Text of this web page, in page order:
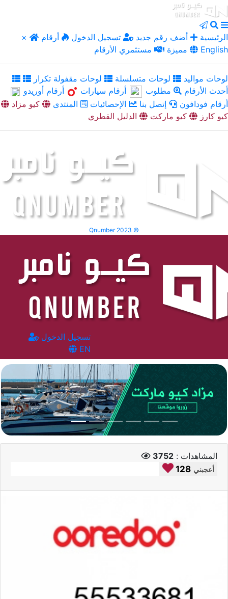
× الرئيسية أضف رقم جديد تسجيل الدخول
أرقام
مميزة
مستثمري الأرقام English
لوحات مواليد لوحات متسلسلة
لوحات مقفولة تكرار
أحدث الأرقام
مطلوب أرقام سيارات
أرقام أوريدو
أرقام فودافون
إتصل بنا الإحصائيات المنتدى
كيو مزاد
كيو كارز
كيو ماركت الدليل القطري
Qnumber 2023 ©
تسجيل الدخول
EN
المشاهدات : 3752
128 أعجبني